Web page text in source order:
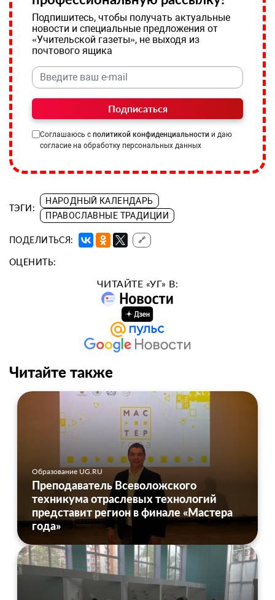
Подпишитесь, чтобы получать актуальные
новости и специальные предложения от
«Учительской газеты», не выходя из
почтового ящика
Подписаться
Соглашаюсь с политикой конфиденциальности и даю
согласие на обработку персональных данных
ТЭГИ:
НАРОДНЫЙ КАЛЕНДАРЬ
ПРАВОСЛАВНЫЕ ТРАДИЦИИ
ПОДЕЛИТЬСЯ: 🔗
ОЦЕНИТЬ:
ЧИТАЙТЕ «УГ» В:
Читайте также
Образование UG.RU
Преподаватель Всеволожского
техникума отраслевых технологий
представит регион в финале «Мастера
года»